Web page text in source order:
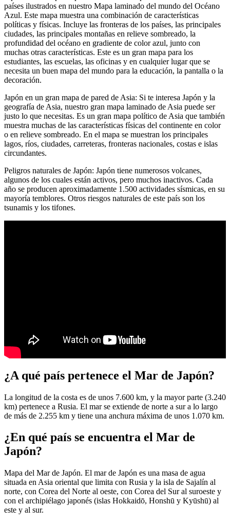
países ilustrados en nuestro Mapa laminado del mundo del Océano
Azul. Este mapa muestra una combinación de características
políticas y físicas. Incluye las fronteras de los países, las principales
ciudades, las principales montañas en relieve sombreado, la
profundidad del océano en gradiente de color azul, junto con
muchas otras características. Este es un gran mapa para los
estudiantes, las escuelas, las oficinas y en cualquier lugar que se
necesita un buen mapa del mundo para la educación, la pantalla o la
decoración.
Japón en un gran mapa de pared de Asia: Si te interesa Japón y la
geografía de Asia, nuestro gran mapa laminado de Asia puede ser
justo lo que necesitas. Es un gran mapa político de Asia que también
muestra muchas de las características físicas del continente en color
o en relieve sombreado. En el mapa se muestran los principales
lagos, ríos, ciudades, carreteras, fronteras nacionales, costas e islas
circundantes.
Peligros naturales de Japón: Japón tiene numerosos volcanes,
algunos de los cuales están activos, pero muchos inactivos. Cada
año se producen aproximadamente 1.500 actividades sísmicas, en su
mayoría temblores. Otros riesgos naturales de este país son los
tsunamis y los tifones.
¿A qué país pertenece el Mar de Japón?
La longitud de la costa es de unos 7.600 km, y la mayor parte (3.240
km) pertenece a Rusia. El mar se extiende de norte a sur a lo largo
de más de 2.255 km y tiene una anchura máxima de unos 1.070 km.
¿En qué país se encuentra el Mar de
Japón?
Mapa del Mar de Japón. El mar de Japón es una masa de agua
situada en Asia oriental que limita con Rusia y la isla de Sajalín al
norte, con Corea del Norte al oeste, con Corea del Sur al suroeste y
con el archipiélago japonés (islas Hokkaidō, Honshū y Kyūshū) al
este y al sur.